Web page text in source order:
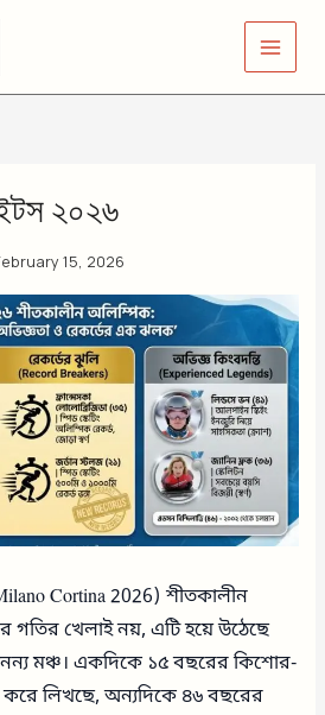
২০২৬
15, 2026
Cortina 2026) শীতকালীন
খেলাই নয়, এটি হয়ে উঠেছে
মঞ্চ। একদিকে ১৫ বছরের কিশোর-
করে লিখছে, অন্যদিকে ৪৬ বছরের